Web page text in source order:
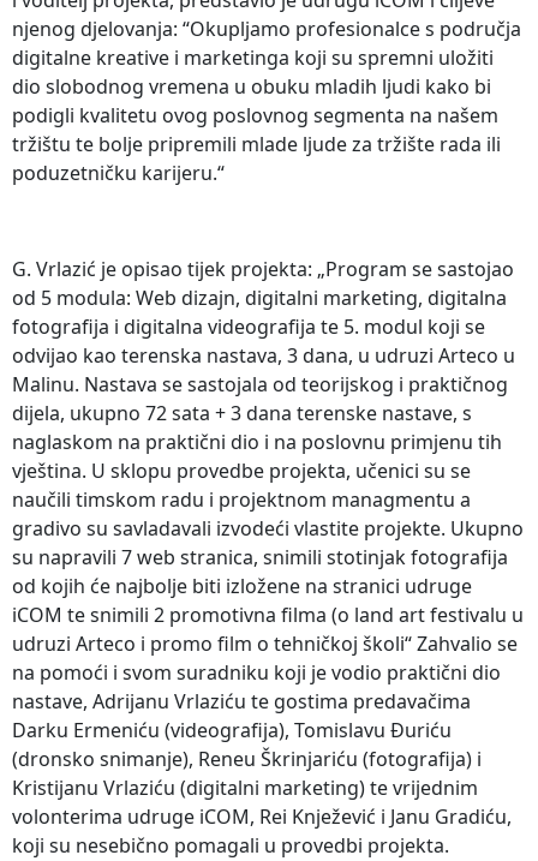
njenog djelovanja: “Okupljamo profesionalce s područja
digitalne kreative i marketinga koji su spremni uložiti
dio slobodnog vremena u obuku mladih ljudi kako bi
podigli kvalitetu ovog poslovnog segmenta na našem
tržištu te bolje pripremili mlade ljude za tržište rada ili
poduzetničku karijeru.“
G. Vrlazić je opisao tijek projekta: „Program se sastojao
od 5 modula: Web dizajn, digitalni marketing, digitalna
fotografija i digitalna videografija te 5. modul koji se
odvijao kao terenska nastava, 3 dana, u udruzi Arteco u
Malinu. Nastava se sastojala od teorijskog i praktičnog
dijela, ukupno 72 sata + 3 dana terenske nastave, s
naglaskom na praktični dio i na poslovnu primjenu tih
vještina. U sklopu provedbe projekta, učenici su se
naučili timskom radu i projektnom managmentu a
gradivo su savladavali izvodeći vlastite projekte. Ukupno
su napravili 7 web stranica, snimili stotinjak fotografija
od kojih će najbolje biti izložene na stranici udruge
iCOM te snimili 2 promotivna filma (o land art festivalu u
udruzi Arteco i promo film o tehničkoj školi“ Zahvalio se
na pomoći i svom suradniku koji je vodio praktični dio
nastave, Adrijanu Vrlaziću te gostima predavačima
Darku Ermeniću (videografija), Tomislavu Đuriću
(dronsko snimanje), Reneu Škrinjariću (fotografija) i
Kristijanu Vrlaziću (digitalni marketing) te vrijednim
volonterima udruge iCOM, Rei Knježević i Janu Gradiću,
koji su nesebično pomagali u provedbi projekta.